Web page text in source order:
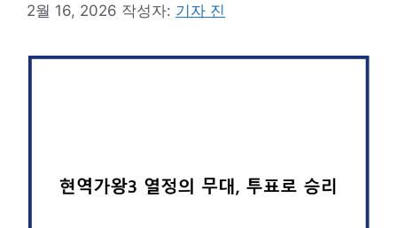
2월 16, 2026 작성자: 기자 진